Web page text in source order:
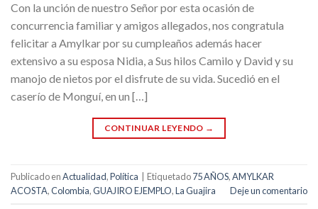
Con la unción de nuestro Señor por esta ocasión de
concurrencia familiar y amigos allegados, nos congratula
felicitar a Amylkar por su cumpleaños además hacer
extensivo a su esposa Nidia, a Sus hilos Camilo y David y su
manojo de nietos por el disfrute de su vida. Sucedió en el
caserío de Monguí, en un […]
CONTINUAR LEYENDO →
Publicado enActualidad,Política Etiquetado75 AÑOS,AMYLKAR
ACOSTA,Colombia,GUAJIRO EJEMPLO,La Guajira Deje un comentario